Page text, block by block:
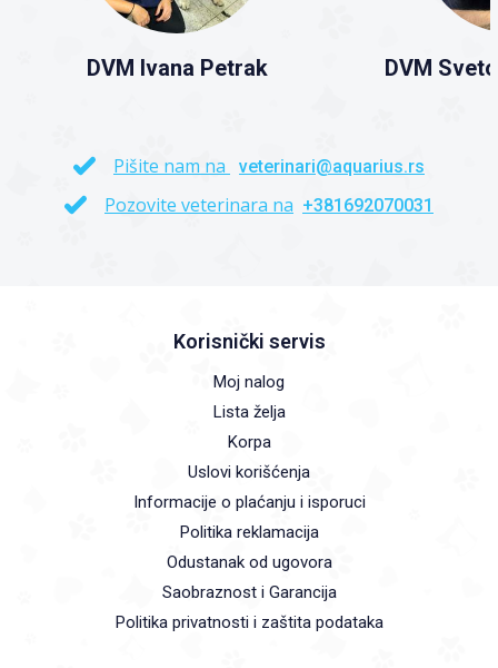
DVM Ivana Petrak DVM
Pišite nam na veterinari@aquarius.rs
Pozovite veterinara na +381692070031
Korisnički servis
Moj nalog
Lista želja
Korpa
Uslovi korišćenja
Informacije o plaćanju i isporuci
Politika reklamacija
Odustanak od ugovora
Saobraznost i Garancija
Politika privatnosti i zaštita podataka